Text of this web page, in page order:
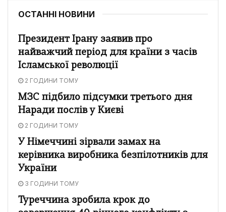
ОСТАННІ НОВИНИ
Президент Ірану заявив про
найважчий період для країни з часів
Ісламської революції
2 ГОДИНИ ТОМУ
МЗС підбило підсумки третього дня
Наради послів у Києві
2 ГОДИНИ ТОМУ
У Німеччині зірвали замах на
керівника виробника безпілотників для
України
3 ГОДИНИ ТОМУ
Туреччина зробила крок до